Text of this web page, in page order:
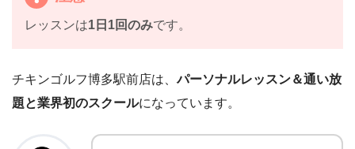
レッスンは1日1回のみです。
チキンゴルフ博多駅前店は、パーソナルレッスン＆通い放
題と業界初のスクールになっています。